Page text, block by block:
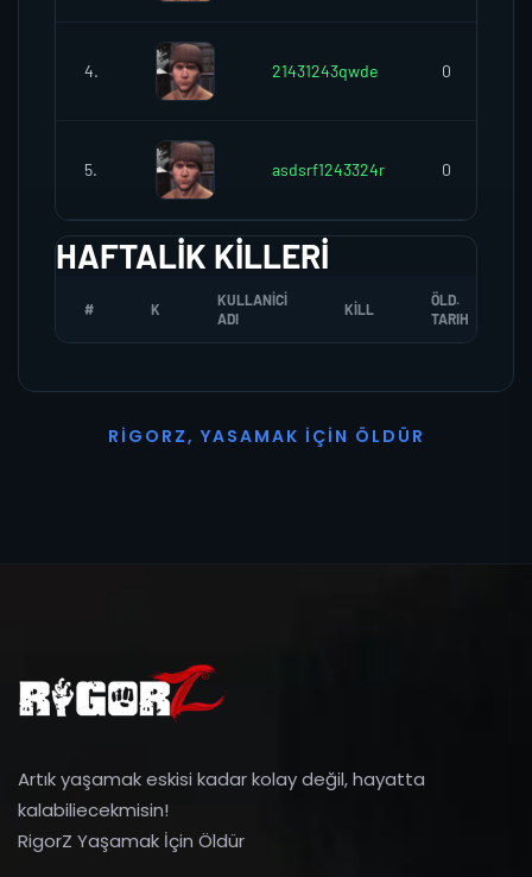
4. 21431243qwde 0
5. asdsrf1243324r 0
HAFTALIK KILLERI
# K
KULLANICI
ADI
KILL
ÖLD.
TARIH
R I G O R Z, YASAMAK İ ÇI N Ö L D Ü R
Artık yaşamak eskisi kadar kolay değil, hayatta
kalabiliecekmisin!
RigorZ Yaşamak İçin Öldür